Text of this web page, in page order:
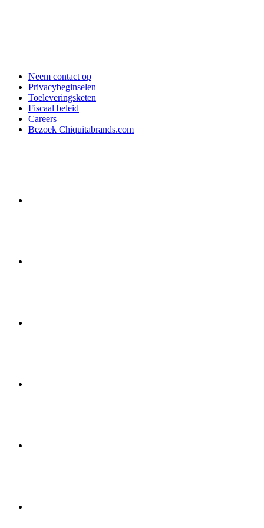
Neem contact op
Privacybeginselen
Toeleveringsketen
Fiscaal beleid
Careers
Bezoek Chiquitabrands.com